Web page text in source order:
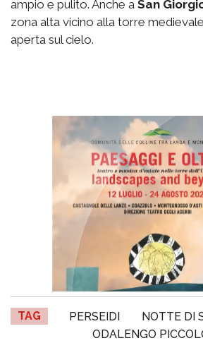
ampio e pulito. Anche a San
zona alta vicino alla torre
aperta sul cielo.
TAG PERSEIDI
NOTTE DI
ODALENGO